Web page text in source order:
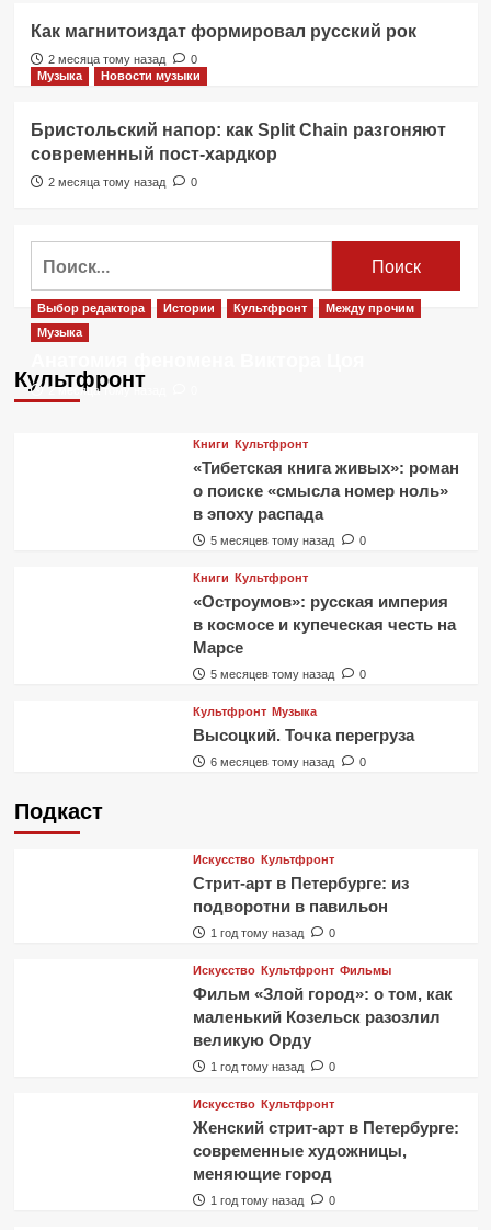
Как магнитоиздат формировал русский рок
2 месяца тому назад
0
Музыка
Новости музыки
Бристольский напор: как Split Chain разгоняют
современный пост-хардкор
2 месяца тому назад 0
Культфронт
Выбор редактора Истории Культфронт
Между прочим
Музыка
2 месяца тому назад
Книги Культфронт
«Тибетская книга живых»: роман
о поиске «смысла номер ноль»
в эпоху распада
5 месяцев тому назад 0
Книги Культфронт
«Остроумов»: русская империя
в космосе и купеческая честь на
Марсе
5 месяцев тому назад 0
Культфронт Музыка
Высоцкий. Точка перегруза
6 месяцев тому назад 0
Подкаст
Искусство Культфронт
Стрит-арт в Петербурге: из
подворотни в павильон
1 год тому назад 0
Искусство Культфронт Фильмы
Фильм «Злой город»: о том, как
маленький Козельск разозлил
великую Орду
1 год тому назад 0
Искусство Культфронт
Женский стрит-арт в Петербурге:
современные художницы,
меняющие город
1 год тому назад 0